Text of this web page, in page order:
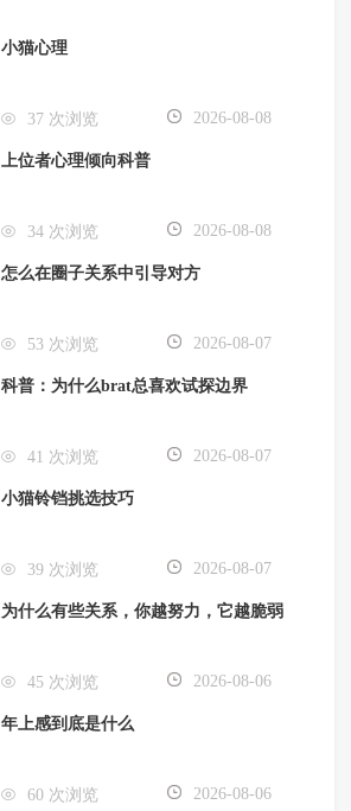
小猫心理
37 次浏览 2026-08-08
上位者心理倾向科普
34 次浏览 2026-08-08
怎么在圈子关系中引导对方
53 次浏览 2026-08-07
科普：为什么brat总喜欢试探边界
41 次浏览 2026-08-07
小猫铃铛挑选技巧
39 次浏览 2026-08-07
为什么有些关系，你越努力，它越脆弱
45 次浏览 2026-08-06
年上感到底是什么
60 次浏览 2026-08-06